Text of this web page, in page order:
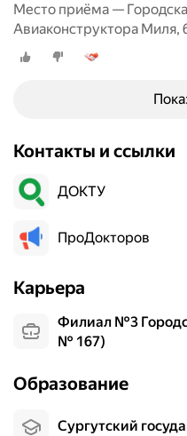
Место приёма —
Авиаконструктора Миля,
Контакты и ссылки
ДОКТУ
ПроДокторов
Карьера
Филиал №3 Городской поликлиники №23 (ГП
№ 167)
Образование
Сургутский